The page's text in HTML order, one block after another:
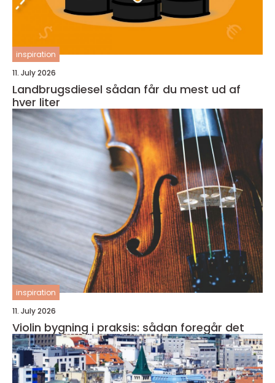
inspiration
11. July 2026
Landbrugsdiesel sådan får du mest ud af
hver liter
inspiration
11. July 2026
Violin bygning i praksis: sådan foregår det